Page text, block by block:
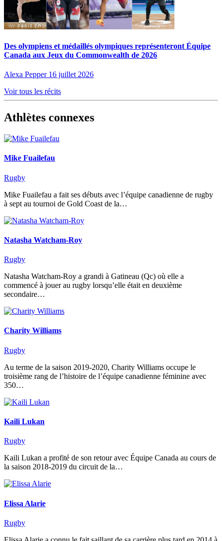
Des olympiens et médaillés olympiques représenteront Équipe
Canada aux Jeux du Commonwealth de 2026
Alexa Pepper 16 juillet 2026
Voir tous les récits
Athlètes connexes
Mike Fuailefau
Rugby
Mike Fuailefau a fait ses débuts avec l’équipe canadienne de rugby
à sept au tournoi de Gold Coast de la…
Natasha Watcham-Roy
Rugby
Natasha Watcham-Roy a grandi à Gatineau (Qc) où elle a
commencé à jouer au rugby lorsqu’elle était en deuxième
secondaire…
Charity Williams
Rugby
Au terme de la saison 2019-2020, Charity Williams occupe le
troisième rang de l’histoire de l’équipe canadienne féminine avec
350…
Kaili Lukan
Rugby
Kaili Lukan a profité de son retour avec Équipe Canada au cours de
la saison 2018-2019 du circuit de la…
Elissa Alarie
Rugby